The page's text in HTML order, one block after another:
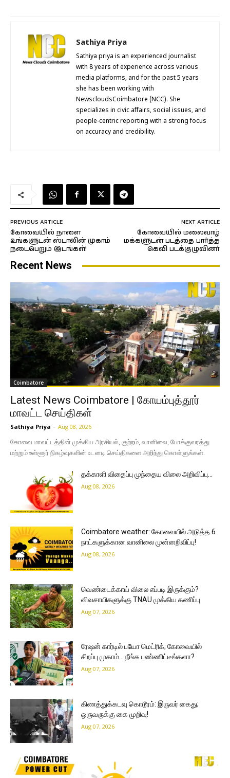
Sathiya Priya
Sathiya priya is an experienced journalist
with 8 years of experience across various
media platforms, and for the past 5 years
she has been working with
NewscloudsCoimbatore (NCC). She
specializes in civic affairs, social issues, and
people-centric reporting with a strong focus
on accuracy and credibility.
PREVIOUS ARTICLE
கோவையில் நாளை
உங்களுடன் ஸ்டாலின் முகாம்
நடைபெறும் இடங்கள்!
NEXT ARTICLE
கோவையில் மலைவாழ்
மக்களுடன் படத்தை பார்த்த
கெவி படக்குழுவினர்
Recent News
Coimbatore
Latest News Coimbatore | கோயம்புத்தூர்
மாவட்ட செய்திகள்
Sathiya Priya - Aug 08, 2026
கோவை மாவட்டத்தின் முக்கிய அரசியல், குற்றம், வானிலை, போக்குவரத்து
மற்றும் உள்ளூர் நிகழ்வுகளின் உடனடி செய்திகளை அறிந்து கொள்ளுங்கள்.
தக்காளி விதைப்பு முந்தைய விலை அறிவிப்பு…
Aug 08, 2026
Coimbatore weather: கோவையில் அடுத்த 6
நாட்களுக்கான வானிலை முன்னறிவிப்பு!
Aug 08, 2026
வெண்டைக்காய் விலை எப்படி இருக்கும்?
விவசாயிகளுக்கு TNAU முக்கிய கணிப்பு
Aug 07, 2026
ரேஷன் கார்டில் பயோ மெட்ரிக்; கோவையில்
சிறப்பு முகாம்… நீங்க பண்ணிட்டீங்களா?
Aug 07, 2026
கிணத்துக்கடவு கொடூரம்: இருவர் கைது;
ஒருவருக்கு கை முறிவு!
Aug 07, 2026